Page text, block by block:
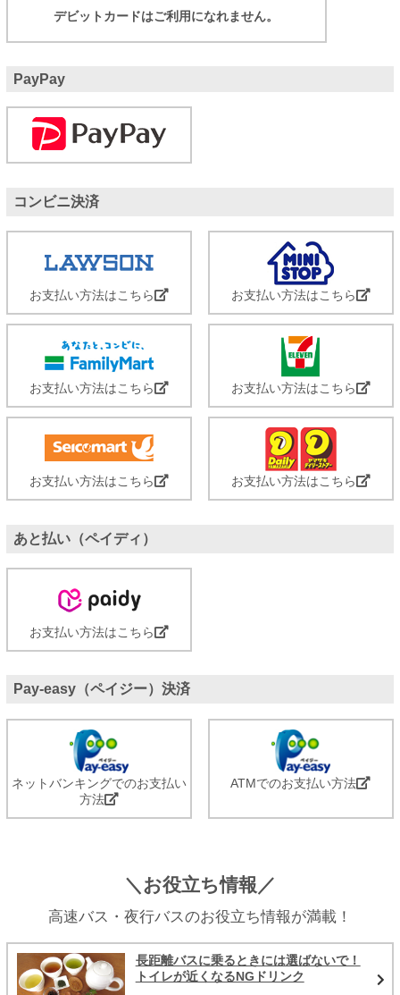
デビットカードはご利用になれません。
PayPay
コンビニ決済
お支払い方法はこちら お支払い方法はこちら
お支払い方法はこちら お支払い方法はこちら
お支払い方法はこちら お支払い方法はこちら
あと払い（ペイディ）
お支払い方法はこちら
Pay-easy（ペイジー）決済
ネットバンキングでのお支払い
方法
ATMでのお支払い方法
＼お役立ち情報／
高速バス・夜行バスのお役立ち情報が満載！
長距離バスに乗るときには選ばないで！
トイレが近くなるNGドリンク